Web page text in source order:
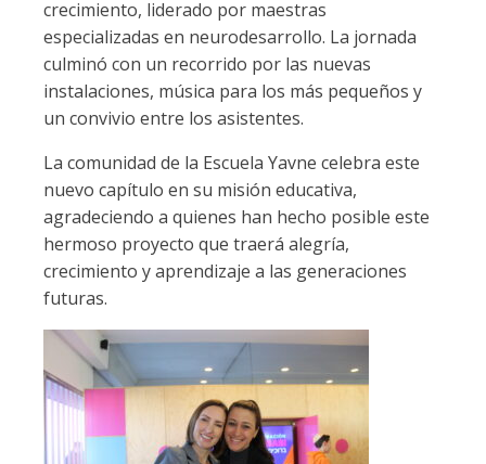
crecimiento, liderado por maestras
especializadas en neurodesarrollo. La jornada
culminó con un recorrido por las nuevas
instalaciones, música para los más pequeños y
un convivio entre los asistentes.
La comunidad de la Escuela Yavne celebra este
nuevo capítulo en su misión educativa,
agradeciendo a quienes han hecho posible este
hermoso proyecto que traerá alegría,
crecimiento y aprendizaje a las generaciones
futuras.